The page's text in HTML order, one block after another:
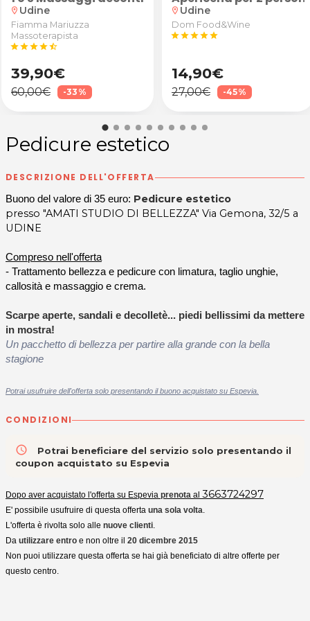
location_on Udine
Fiamma Mariuzza
Massoterapista
starstarstarstarstar_half
39,90€
60,00€ -33%
location_on Udine
Dom Food&Wine
starstarstarstarstar
14,90€
27,00€ -45%
Pedicure estetico
DESCRIZIONE DELL'OFFERTA
Buono del valore di 35 euro: Pedicure estetico
presso "AMATI STUDIO DI BELLEZZA" Via Gemona, 32/5 a
UDINE
Compreso nell'offerta
- Trattamento bellezza e pedicure con limatura, taglio unghie,
callosità e massaggio e crema.
Scarpe aperte, sandali e decolletè... piedi bellissimi da mettere
in mostra!
Un pacchetto di bellezza per partire alla grande con la bella
stagione
Potrai usufruire dell'offerta solo presentando il buono acquistato su Espevia.
CONDIZIONI
access_time
Potrai beneficiare del servizio solo presentando il
coupon acquistato su Espevia
Dopo aver acquistato l'offerta su Espevia prenota al 3663724297
E' possibile usufruire di questa offerta una sola volta.
L'offerta è rivolta solo alle nuove clienti.
Da utilizzare entro e non oltre il 20 dicembre 2015
Non puoi utilizzare questa offerta se hai già beneficiato di altre offerte per
questo centro.